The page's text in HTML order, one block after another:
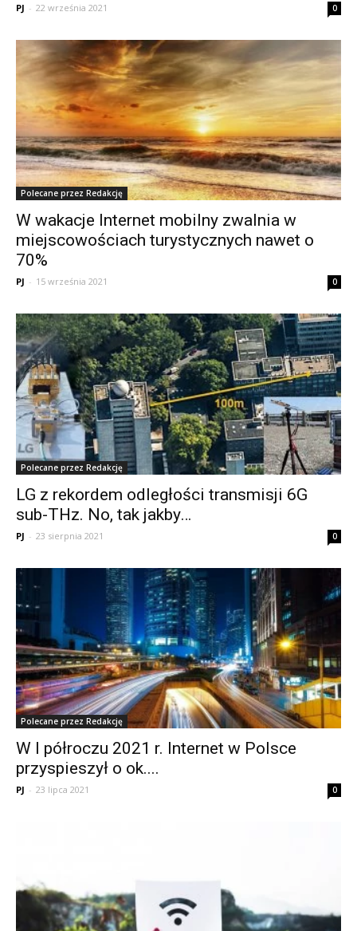
PJ - 22 września 2021 0
Polecane przez Redakcję
W wakacje Internet mobilny zwalnia w
miejscowościach turystycznych nawet o
70%
PJ - 15 września 2021 0
Polecane przez Redakcję
LG z rekordem odległości transmisji 6G
sub-THz. No, tak jakby…
PJ - 23 sierpnia 2021 0
Polecane przez Redakcję
W I półroczu 2021 r. Internet w Polsce
przyspieszył o ok....
PJ - 23 lipca 2021 0